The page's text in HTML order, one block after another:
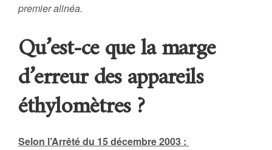
premier alinéa.
Qu’est-ce que la marge
d’erreur des appareils
éthylomètres ?
Selon l’Arrêté du 15 décembre 2003 :